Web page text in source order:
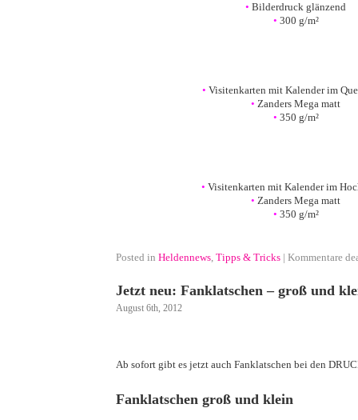
• Bilderdruck glänzend
• 300 g/m²
• Visitenkarten mit Kalender im
• Zanders Mega matt
• 350 g/m²
• Visitenkarten mit Kalender im
• Zanders Mega matt
• 350 g/m²
Posted in Heldennews, Tipps & Tricks | Kommentare
Jetzt neu: Fanklatschen – groß und
August 6th, 2012
Ab sofort gibt es jetzt auch Fanklatschen bei den
Fanklatschen groß und klein